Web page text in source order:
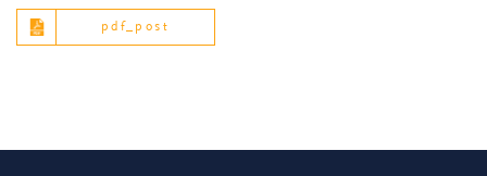
pdf_post